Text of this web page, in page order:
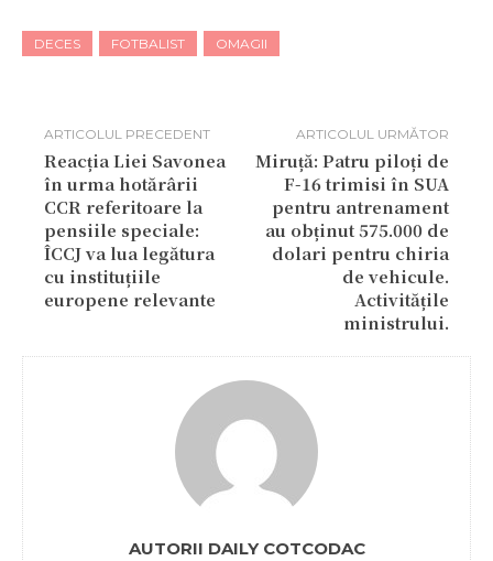
DECES FOTBALIST OMAGII
ARTICOLUL PRECEDENT
Reacția Liei Savonea
în urma hotărârii
CCR referitoare la
pensiile speciale:
ÎCCJ va lua legătura
cu instituțiile
europene relevante
ARTICOLUL URMĂTOR
Miruță: Patru piloți de
F-16 trimisi în SUA
pentru antrenament
au obținut 575.000 de
dolari pentru chiria
de vehicule.
Activitățile
ministrului.
AUTORII DAILY COTCODAC